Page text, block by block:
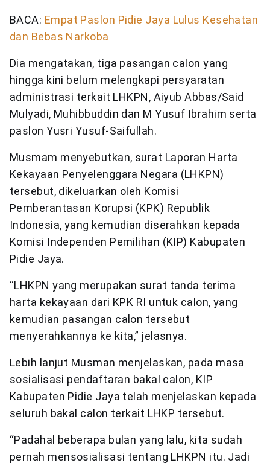
BACA: Empat Paslon Pidie Jaya Lulus Kesehatan
dan Bebas Narkoba
Dia mengatakan, tiga pasangan calon yang
hingga kini belum melengkapi persyaratan
administrasi terkait LHKPN, Aiyub Abbas/Said
Mulyadi, Muhibbuddin dan M Yusuf Ibrahim serta
paslon Yusri Yusuf-Saifullah.
Musmam menyebutkan, surat Laporan Harta
Kekayaan Penyelenggara Negara (LHKPN)
tersebut, dikeluarkan oleh Komisi
Pemberantasan Korupsi (KPK) Republik
Indonesia, yang kemudian diserahkan kepada
Komisi Independen Pemilihan (KIP) Kabupaten
Pidie Jaya.
“LHKPN yang merupakan surat tanda terima
harta kekayaan dari KPK RI untuk calon, yang
kemudian pasangan calon tersebut
menyerahkannya ke kita,” jelasnya.
Lebih lanjut Musman menjelaskan, pada masa
sosialisasi pendaftaran bakal calon, KIP
Kabupaten Pidie Jaya telah menjelaskan kepada
seluruh bakal calon terkait LHKP tersebut.
“Padahal beberapa bulan yang lalu, kita sudah
pernah mensosialisasi tentang LHKPN itu. Jadi